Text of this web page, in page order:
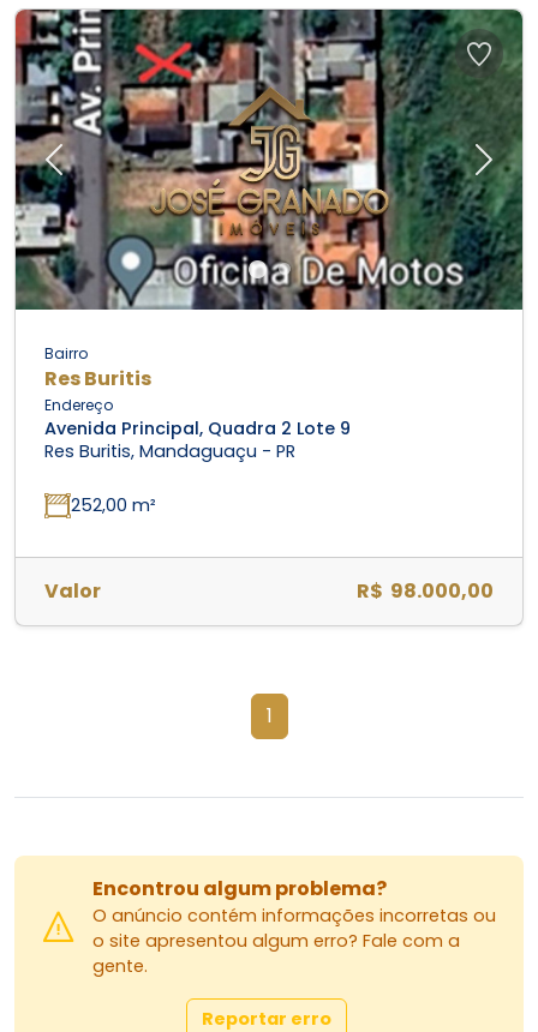
Previous Next
Bairro
Res Buritis
Endereço
Avenida Principal, Quadra 2 Lote 9
Res Buritis, Mandaguaçu - PR
252,00 m²
Valor R$ 98.000,00
1
Encontrou algum problema?
O anúncio contém informações incorretas ou
o site apresentou algum erro? Fale com a
gente.
Reportar erro